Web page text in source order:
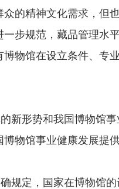
的精神文化需求，但
步规范，藏品管理水
物馆在设立条件、专
形势和我国博物馆事
物馆事业健康发展提
定，国家在博物馆的